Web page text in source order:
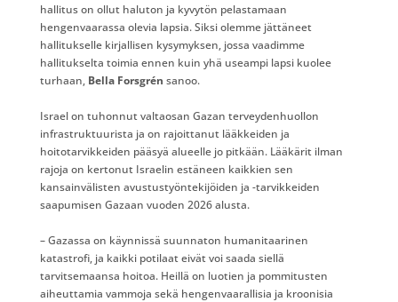
hallitus on ollut haluton ja kyvytön pelastamaan
hengenvaarassa olevia lapsia. Siksi olemme jättäneet
hallitukselle kirjallisen kysymyksen, jossa vaadimme
hallitukselta toimia ennen kuin yhä useampi lapsi kuolee
turhaan, Bella Forsgrén sanoo.
Israel on tuhonnut valtaosan Gazan terveydenhuollon
infrastruktuurista ja on rajoittanut lääkkeiden ja
hoitotarvikkeiden pääsyä alueelle jo pitkään. Lääkärit ilman
rajoja on kertonut Israelin estäneen kaikkien sen
kansainvälisten avustustyöntekijöiden ja -tarvikkeiden
saapumisen Gazaan vuoden 2026 alusta.
– Gazassa on käynnissä suunnaton humanitaarinen
katastrofi, ja kaikki potilaat eivät voi saada siellä
tarvitsemaansa hoitoa. Heillä on luotien ja pommitusten
aiheuttamia vammoja sekä hengenvaarallisia ja kroonisia